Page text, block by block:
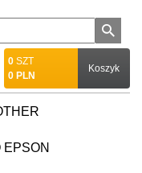
0 SZT
0 PLN
Koszyk